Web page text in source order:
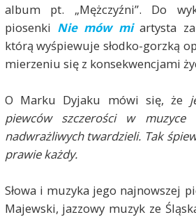
album pt. „Mężczyźni”. Do
piosenki Nie mów miartysta
którą wyśpiewuje słodko-gorzką
mierzeniu się z konsekwencjami
O Marku Dyjaku mówi się, że
piewców szczerości w muzyce
nadwrażliwych twardzieli. Tak
prawie każdy.
Słowa i muzyka jego najnowszej
Majewski, jazzowy muzyk ze